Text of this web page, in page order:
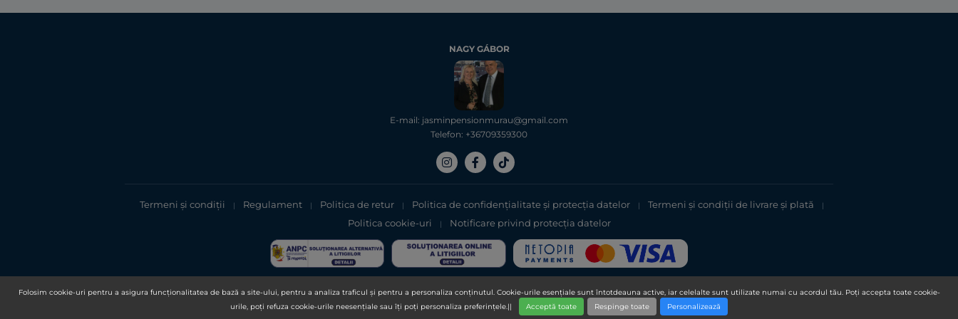
Folosim cookie-uri pentru a asigura funcționalitatea de bază a site-ului, pentru a analiza traficul și pentru a personaliza conținutul. Cookie-urile esențiale sunt întotdeauna active, iar celelalte sunt utilizate numai cu acordul tău. Poți accepta toate cookie-
urile, poți refuza cookie-urile neesențiale sau îți poți personaliza preferințele.||
Acceptă toate Respinge toate Personalizează
NAGY GÁBOR
E-mail: jasminpensionmurau@gmail.com
Telefon: +36709359300
Termeni și condiții | Regulament | Politica de retur | Politica de confidențialitate şi protecţia datelor | Termeni şi condiții de livrare și plată |
Politica cookie-uri | Notificare privind protecția datelor